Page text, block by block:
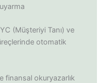
(Müşteriyi Tanı) ve
otomatik
finansal okuryazarlık